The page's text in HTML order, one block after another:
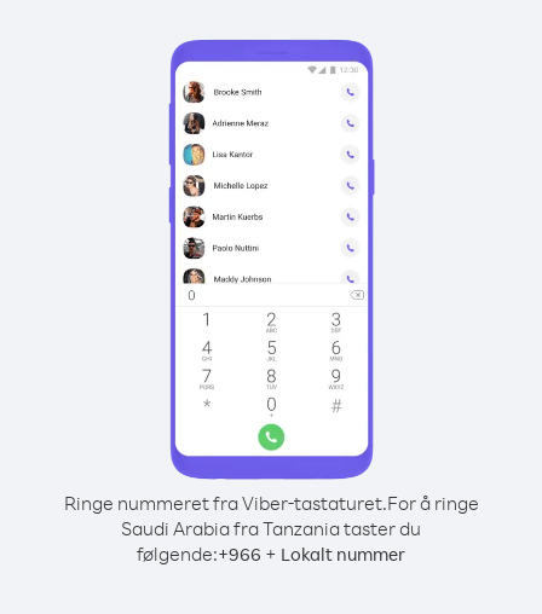
Ringe nummeret fra Viber-tastaturet.For å ringe
Saudi Arabia fra Tanzania taster du
følgende:+966 + Lokalt nummer